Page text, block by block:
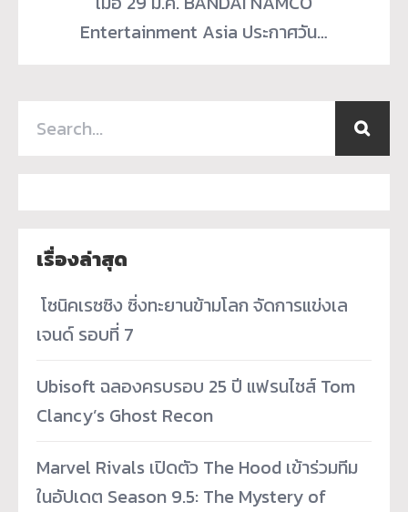
Entertainment Asia ประกาศวัน…
เรื่องล่าสุด
­ โซนิคเรซซิง ซิ่งทะยานข้ามโลก จัดการแข่งเล
เจนด์ รอบที่ 7
Ubisoft ฉลองครบรอบ 25 ปี แฟรนไชส์ Tom
Clancy’s Ghost Recon
Marvel Rivals เปิดตัว The Hood เข้าร่วมทีม
ในอัปเดต Season 9.5: The Mystery of